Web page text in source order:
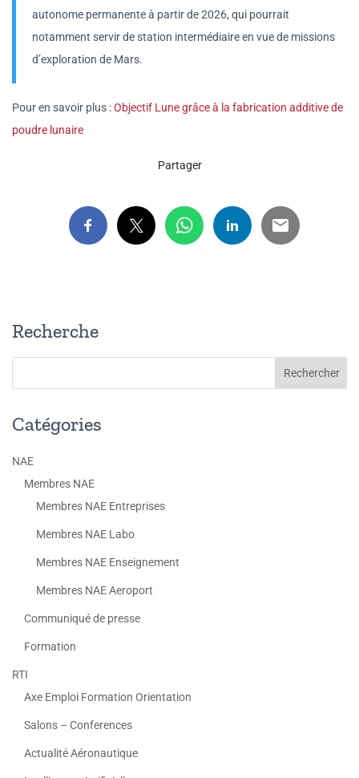
autonome permanente à partir de 2026, qui pourrait
notamment servir de station intermédiaire en vue de missions
d’exploration de Mars.
Pour en savoir plus :Objectif Lune grâce à la fabrication additive de
poudre lunaire
Partager
Recherche
Catégories
NAE
Membres NAE
Membres NAE Entreprises
Membres NAE Labo
Membres NAE Enseignement
Membres NAE Aeroport
Communiqué de presse
Formation
RTI
Axe Emploi Formation Orientation
Salons – Conferences
Actualité Aéronautique